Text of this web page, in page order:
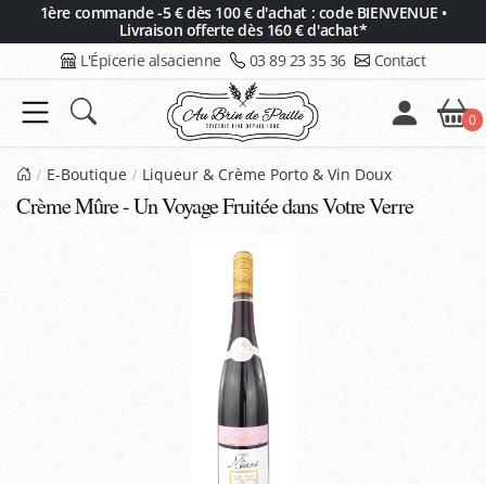
1ère commande -5 € dès 100 € d'achat : code BIENVENUE •
Livraison offerte dès 160 € d'achat*
L'Épicerie alsacienne 03 89 23 35 36 Contact
0
E-Boutique Liqueur & Crème Porto & Vin Doux
Crème Mûre - Un Voyage Fruitée dans Votre Verre
Panneau de gestion des cookies